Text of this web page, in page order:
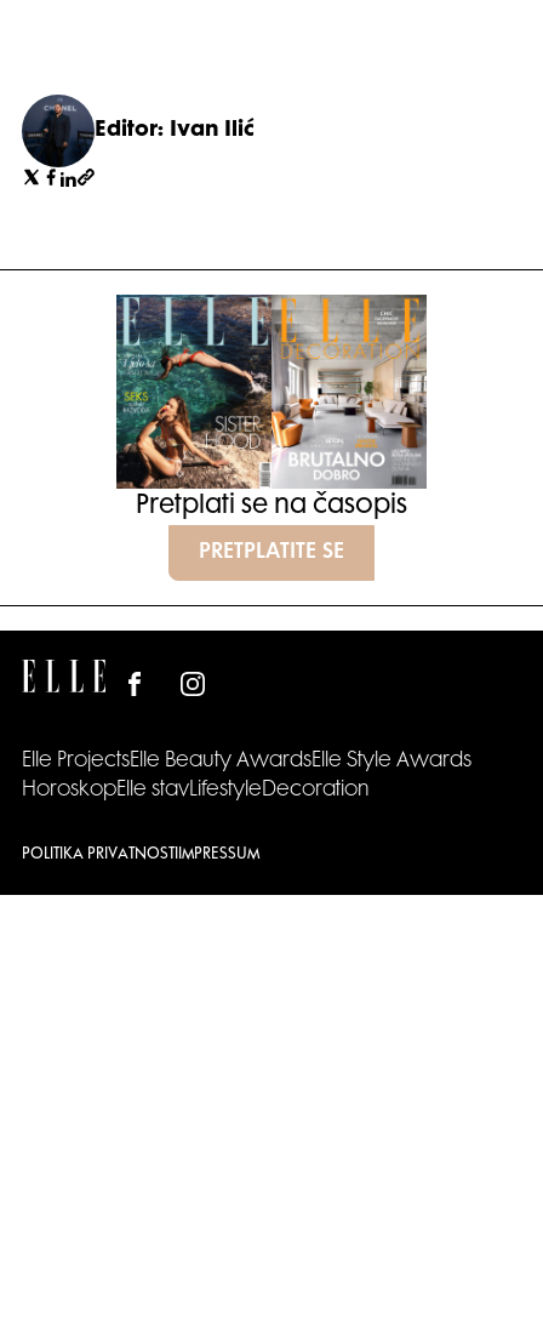
Editor: Ivan Ilić
Pretplati se na časopis
PRETPLATITE SE
Elle ProjectsElle Beauty AwardsElle Style Awards
HoroskopElle stavLifestyleDecoration
POLITIKA PRIVATNOSTI IMPRESSUM